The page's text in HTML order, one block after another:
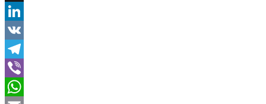
X
LinkedIn
VK
Telegram
Viber